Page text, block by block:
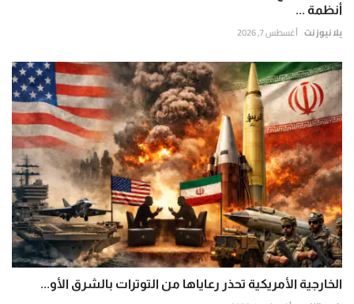
أنظمة ...
يلا نيوز نت أغسطس 7, 2026
الخارجية الأمريكية تحذر رعاياها من التوترات بالشرق الأو...